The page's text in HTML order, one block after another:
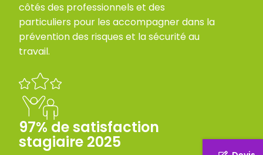
côtés des professionnels et des
particuliers pour les accompagner dans la
prévention des risques et la sécurité au
travail.
97% de satisfaction
stagiaire 2025